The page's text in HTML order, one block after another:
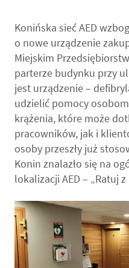
Konińska sieć AED
o nowe urządzenie
Miejskim
parterze budynku przy
jest urządzenie –
udzielić pomocy
krążenia, które może
pracowników, jak i
osoby przeszły już
Konin znalazło się na
lokalizacji AED – „Ratuj z